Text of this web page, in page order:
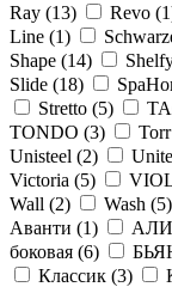
Ray (13) Revo (1
Line (1)
Shape (14)
Slide (18)
Stretto (5)
TONDO (3)
Unisteel (2)
Victoria (5)
Wall (2) Wash (5)
Аванти (1)
боковая (6)
Классик (3)